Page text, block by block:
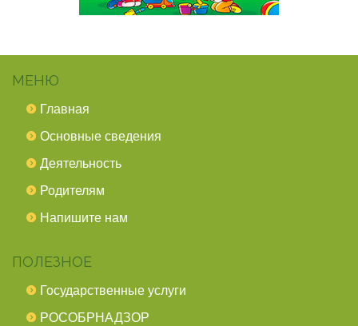
МЕНЮ
Главная
Основные сведения
Деятельность
Родителям
Напишите нам
ПОЛЕЗНОЕ
Государственные услуги
РОСОБРНАДЗОР